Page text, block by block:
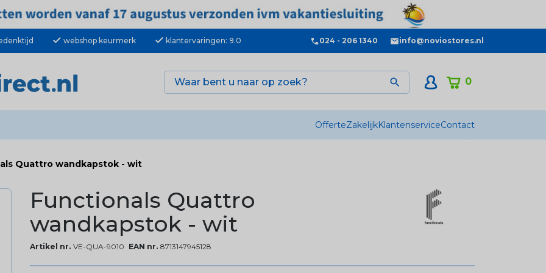
check webshop keurmerk check klantervaringen: 9.0 024 - 206 1340 info@noviostores.nl
0

OfferteZakelijkKlantenserviceContact
Quattro wandkapstok - wit
Functionals Quattro
wandkapstok - wit
Artikel nr. VE-QUA-9010 EAN nr. 8713147945128